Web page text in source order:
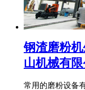
钢渣磨粉
山机械有限
常用的磨粉设备